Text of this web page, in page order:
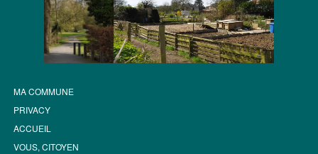
MA COMMUNE
PRIVACY
ACCUEIL
VOUS, CITOYEN